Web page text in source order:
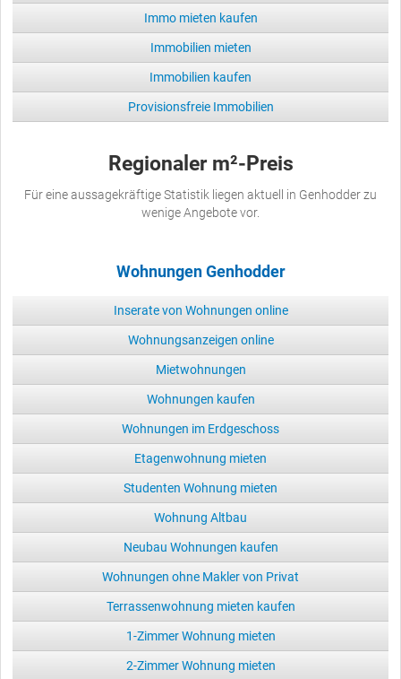
Immo mieten kaufen
Immobilien mieten
Immobilien kaufen
Provisionsfreie Immobilien
Regionaler m²-Preis
Für eine aussagekräftige Statistik liegen aktuell in Genhodder zu
wenige Angebote vor.
Wohnungen Genhodder
Inserate von Wohnungen online
Wohnungsanzeigen online
Mietwohnungen
Wohnungen kaufen
Wohnungen im Erdgeschoss
Etagenwohnung mieten
Studenten Wohnung mieten
Wohnung Altbau
Neubau Wohnungen kaufen
Wohnungen ohne Makler von Privat
Terrassenwohnung mieten kaufen
1-Zimmer Wohnung mieten
2-Zimmer Wohnung mieten